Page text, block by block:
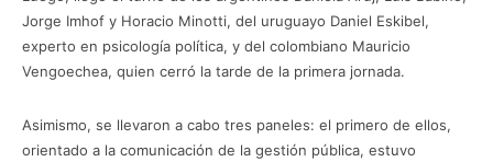
Jorge Imhof y Horacio Minotti, del uruguayo Daniel Eskibel,
experto en psicología política, y del colombiano Mauricio
Vengoechea, quien cerró la tarde de la primera jornada.
Asimismo, se llevaron a cabo tres paneles: el primero de ellos,
orientado a la comunicación de la gestión pública, estuvo